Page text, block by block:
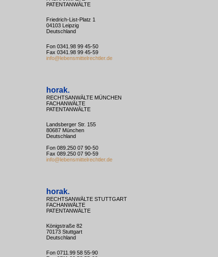
PATENTANWÄLTE
Friedrich-List-Platz 1
04103 Leipzig
Deutschland
Fon 0341.98 99 45-50
Fax 0341.98 99 45-59
info@lebensmittelrechtler.de
horak.
RECHTSANWÄLTE MÜNCHEN
FACHANWÄLTE
PATENTANWÄLTE
Landsberger Str. 155
80687 München
Deutschland
Fon 089.250 07 90-50
Fax 089.250 07 90-59
info@lebensmittelrechtler.de
horak.
RECHTSANWÄLTE STUTTGART
FACHANWÄLTE
PATENTANWÄLTE
Königstraße 82
70173 Stuttgart
Deutschland
Fon 0711.99 58 55-90